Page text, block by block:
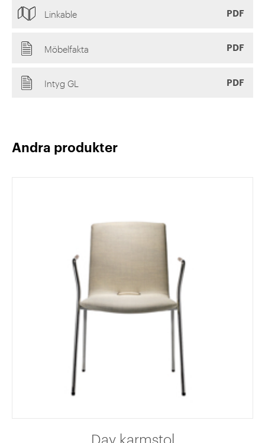
Linkable PDF
Möbelfakta PDF
Intyg GL PDF
Andra produkter
Day karmstol